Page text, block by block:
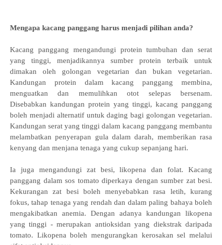
Mengapa kacang panggang harus menjadi pilihan anda?
Kacang panggang mengandungi protein tumbuhan dan serat
yang tinggi, menjadikannya sumber protein terbaik untuk
dimakan oleh golongan vegetarian dan bukan vegetarian.
Kandungan protein dalam kacang panggang membina,
menguatkan dan memulihkan otot selepas bersenam.
Disebabkan kandungan protein yang tinggi, kacang panggang
boleh menjadi alternatif untuk daging bagi golongan vegetarian.
Kandungan serat yang tinggi dalam kacang panggang membantu
melambatkan penyerapan gula dalam darah, memberikan rasa
kenyang dan menjana tenaga yang cukup sepanjang hari.
Ia juga mengandungi zat besi, likopena dan folat. Kacang
panggang dalam sos tomato diperkaya dengan sumber zat besi.
Kekurangan zat besi boleh menyebabkan rasa letih, kurang
fokus, tahap tenaga yang rendah dan dalam paling bahaya boleh
mengakibatkan anemia. Dengan adanya kandungan likopena
yang tinggi - merupakan antioksidan yang diekstrak daripada
tomato. Likopena boleh mengurangkan kerosakan sel melalui